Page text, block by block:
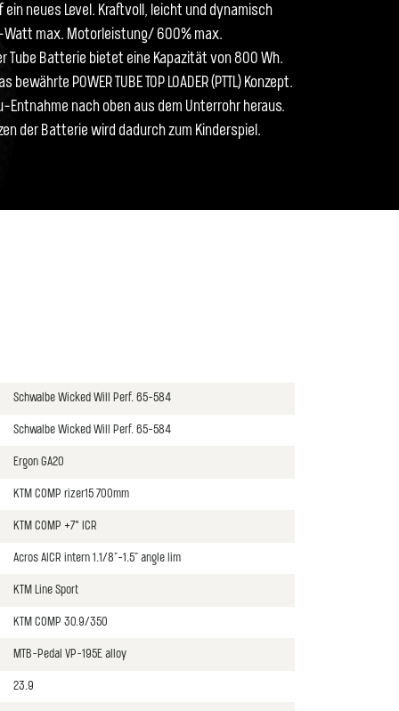
neues Level. Kraftvoll, leicht und dynamisch
Watt max. Motorleistung/ 600% max.
Tube Batterie bietet eine Kapazität von 800 Wh.
POWER TUBE TOP LOADER (PTTL) Konzept.
Entnahme nach oben aus dem Unterrohr heraus.
der Batterie wird dadurch zum Kinderspiel.
Schwalbe Wicked Will Perf. 65-584
Schwalbe Wicked Will Perf. 65-584
Ergon GA20
KTM COMP rizer15 700mm
KTM COMP +7° ICR
Acros AICR intern 1.1/8"-1.5" angle lim
KTM Line Sport
KTM COMP 30.9/350
MTB-Pedal VP-195E alloy
23.9